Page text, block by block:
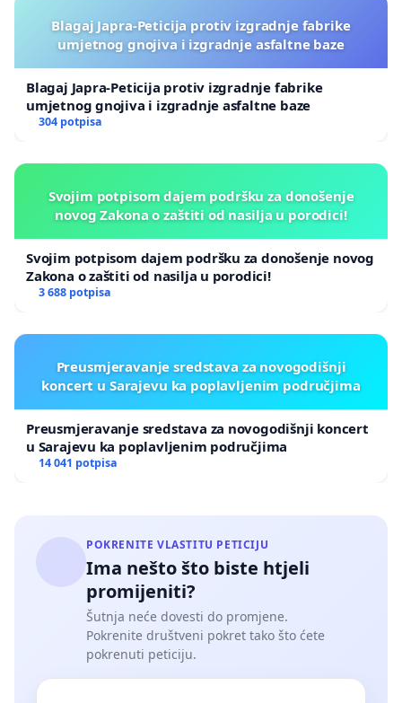
Blagaj Japra-Peticija protiv izgradnje fabrike
umjetnog gnojiva i izgradnje asfaltne baze
Blagaj Japra-Peticija protiv izgradnje fabrike
umjetnog gnojiva i izgradnje asfaltne baze
304 potpisa
Svojim potpisom dajem podršku za donošenje
novog Zakona o zaštiti od nasilja u porodici!
Svojim potpisom dajem podršku za donošenje novog
Zakona o zaštiti od nasilja u porodici!
3 688 potpisa
Preusmjeravanje sredstava za novogodišnji
koncert u Sarajevu ka poplavljenim područjima
Preusmjeravanje sredstava za novogodišnji koncert
u Sarajevu ka poplavljenim područjima
14 041 potpisa
POKRENITE VLASTITU PETICIJU
Ima nešto što biste htjeli
promijeniti?
Šutnja neće dovesti do promjene.
Pokrenite društveni pokret tako što ćete
pokrenuti peticiju.